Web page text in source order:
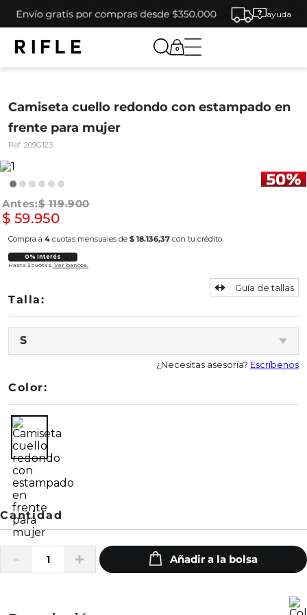
ayuda
0
Camiseta cuello redondo con estampado en
frente para mujer
Ref: 209G123
$ 119.900
$ 59.950
Compra a 4 cuotas mensuales de $ 18.136,37 con tu crédito
0% Interés
Hasta 3 cuotas. Ver bancos.
S
Guía de tallas
¿Necesitas asesoría? Escríbenos
Color: